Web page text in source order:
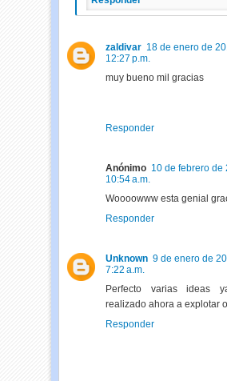
zaldivar 18 de enero de
12:27 p.m.
muy bueno mil gracias
Responder
Anónimo 10 de febrero de
10:54 a.m.
Woooowww esta genial
Responder
Unknown 9 de enero de
7:22 a.m.
Perfecto varias ideas
realizado ahora a explotar
Responder